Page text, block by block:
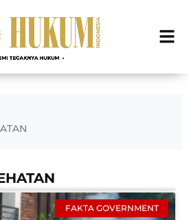
FAKTA GOVERNMENT